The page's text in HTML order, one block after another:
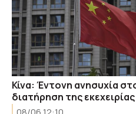
Κίνα: Έντονη ανησυχία
διατήρηση της